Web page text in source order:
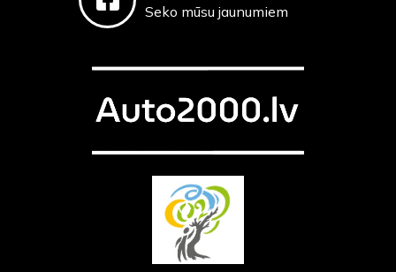
Seko mūsu jaunumiem